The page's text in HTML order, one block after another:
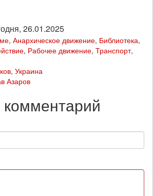
26.01.2025
, Анархическое движение, Библиотека,
, Рабочее движение, Транспорт,
, Украина
Азаров